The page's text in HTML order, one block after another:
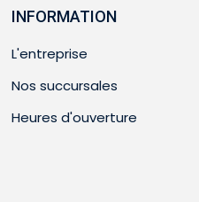
INFORMATION
L'entreprise
Nos succursales
Heures d'ouverture